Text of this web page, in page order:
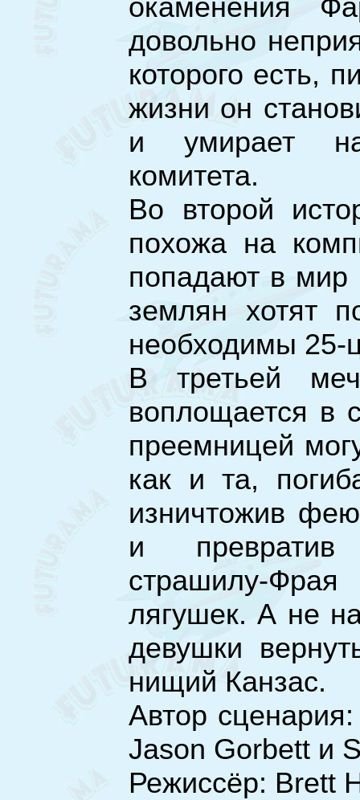
окаменения
довольно
которого есть,
жизни он
и умирает на
комитета.
Во второй
похожа на
попадают в мир
землян хотят
необходимы 25-
В третьей
воплощается в
преемницей
как и та,
изничтожив
и превратив
страшилу-
лягушек. А не
девушки
нищий Канзас.
Автор
Jason Gorbett и
Режиссёр: Brett